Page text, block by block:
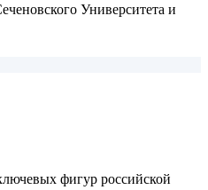
Университета и
фигур российской